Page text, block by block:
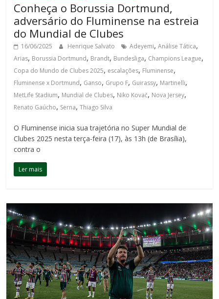
Conheça o Borussia Dortmund,
adversário do Fluminense na estreia
do Mundial de Clubes
16/06/2025 Henrique Salvato Adeyemi,Análise Tática,
Arias, Borussia Dortmund, Brandt, Bundesliga, Champions League,
Copa do Mundo de Clubes 2025, escalações, Fluminense,
Fluminense x Dortmund, Ganso, Grupo F, Guirassy, Martinelli,
MetLife Stadium, Mundial de Clubes, Niko Kovač, Nova Jersey,
Renato Gaúcho, Serna,Thiago Silva
O Fluminense inicia sua trajetória no Super Mundial de
Clubes 2025 nesta terça-feira (17), às 13h (de Brasília),
contra o
Ler mais